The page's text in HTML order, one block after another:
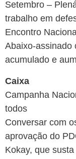
Setembro –
trabalho em
Encontro
Abaixo-assinado
acumulado e
Caixa
Campanha
todos
Conversar com
aprovação do
Kokay, que